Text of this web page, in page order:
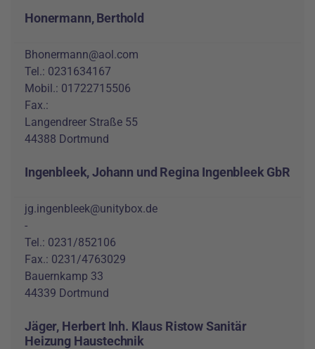
Honermann, Berthold
Bhonermann@aol.com
Tel.: 0231634167
Mobil.: 01722715506
Fax.:
Langendreer Straße 55
44388 Dortmund
Ingenbleek, Johann und Regina Ingenbleek GbR
jg.ingenbleek@unitybox.de
-
Tel.: 0231/852106
Fax.: 0231/4763029
Bauernkamp 33
44339 Dortmund
Jäger, Herbert Inh. Klaus Ristow Sanitär
Heizung Haustechnik